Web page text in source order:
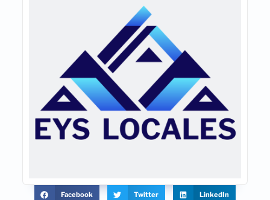
Facebook Twitter LinkedIn